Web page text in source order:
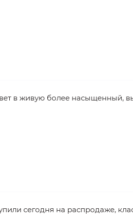
940/1000мм
в живую более насыщенный,
сегодня на распродаже,